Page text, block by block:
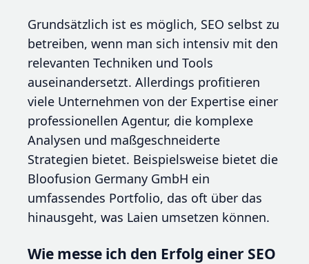
Grundsätzlich ist es möglich, SEO selbst zu
betreiben, wenn man sich intensiv mit den
relevanten Techniken und Tools
auseinandersetzt. Allerdings profitieren
viele Unternehmen von der Expertise einer
professionellen Agentur, die komplexe
Analysen und maßgeschneiderte
Strategien bietet. Beispielsweise bietet die
Bloofusion Germany GmbH ein
umfassendes Portfolio, das oft über das
hinausgeht, was Laien umsetzen können.
Wie messe ich den Erfolg einer SEO